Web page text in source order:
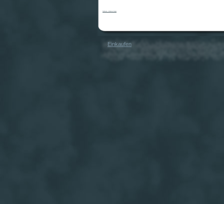
Einkaufen